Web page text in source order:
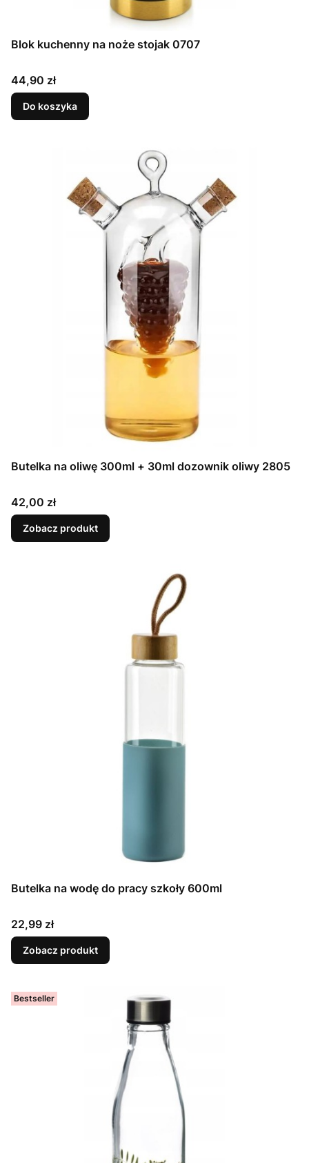
Blok kuchenny na noże stojak 0707
Cena
44,90 zł
Do koszyka
Butelka na oliwę 300ml + 30ml dozownik oliwy 2805
Cena
42,00 zł
Zobacz produkt
Butelka na wodę do pracy szkoły 600ml
Cena
22,99 zł
Zobacz produkt
Bestseller